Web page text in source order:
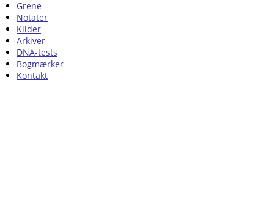
Grene
Notater
Kilder
Arkiver
DNA-tests
Bogmærker
Kontakt